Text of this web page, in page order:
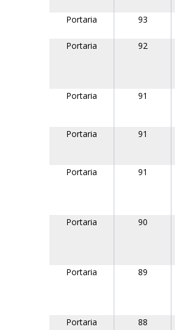
Portaria 93
Portaria 92
Portaria 91
Portaria 91
Portaria 91
Portaria 90
Portaria 89
Portaria 88